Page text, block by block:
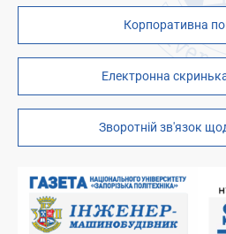
Студентам
Дитячо-юнацький науковий
Відокремлені структурні підрозділи
Наукова бібліотека
Телефонний довідник
Інституційний репозиторій
Стипендії і гранти
ZP - QR code
Молодіжний хаб «FREETIME»
Платні послуги
Накази та розпорядження для
Міністерство освіти і науки України
Урядова "гаряча лінія" 1545
Корпоративна
Електронна
Зворотній зв'язок